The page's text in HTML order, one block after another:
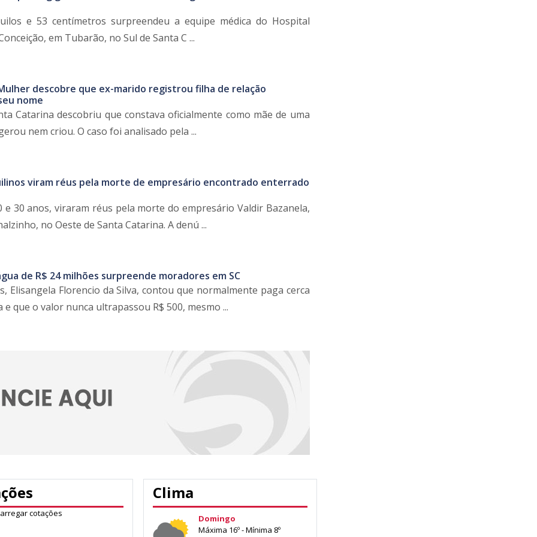
e 53 centímetros surpreendeu a equipe médica do Hospital
em Tubarão, no Sul de Santa C ...
descobre que ex-marido registrou filha de relação
nome
Catarina descobriu que constava oficialmente como mãe de uma
nem criou. O caso foi analisado pela ...
viram réus pela morte de empresário encontrado enterrado
e 30 anos, viraram réus pela morte do empresário Valdir Bazanela,
no Oeste de Santa Catarina. A denú ...
de R$ 24 milhões surpreende moradores em SC
Elisangela Florencio da Silva, contou que normalmente paga cerca
e que o valor nunca ultrapassou R$ 500, mesmo ...
cotações
Clima
Domingo
Máxima 16º - Mínima 8º